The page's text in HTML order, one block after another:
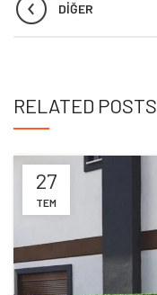
DIĞER
RELATED POSTS
27
TEM